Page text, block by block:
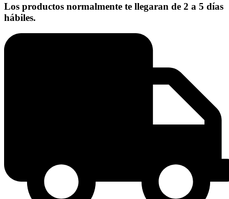
Los productos normalmente te llegaran de 2 a 5 días
hábiles.